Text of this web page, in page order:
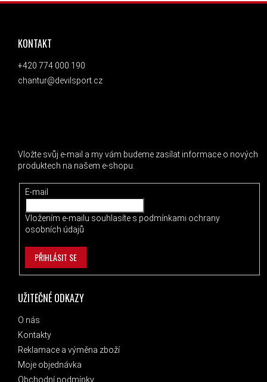
ZÁPATÍ
UŽITEČNÉ ODKAZY
O nás
Kontakty
Reklamace a výměna zboží
Moje objednávka
Obchodní podmínky
KONTAKT
+420 774 000 190
chantur@devilsport.cz
Vložte svůj e-mail a my vám budeme zasílat informace o nových
produktech na našem e-shopu.
E-mail
Vložením e-mailu souhlasíte s podmínkami ochrany
osobních údajů
PŘIHLÁSIT SE